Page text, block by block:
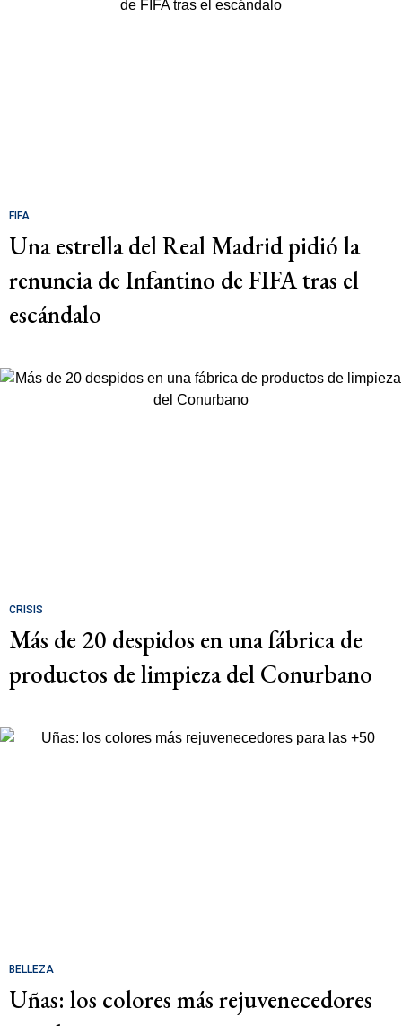
FIFA
Una estrella del Real Madrid pidió la
renuncia de Infantino de FIFA tras el
escándalo
CRISIS
Más de 20 despidos en una fábrica de
productos de limpieza del Conurbano
BELLEZA
Uñas: los colores más rejuvenecedores